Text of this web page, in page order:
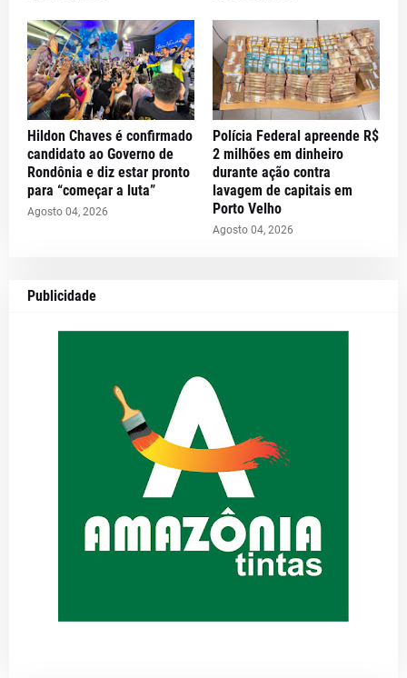
Hildon Chaves é confirmado
candidato ao Governo de
Rondônia e diz estar pronto
para “começar a luta”
Agosto 04, 2026
Polícia Federal apreende R$
2 milhões em dinheiro
durante ação contra
lavagem de capitais em
Porto Velho
Agosto 04, 2026
Publicidade